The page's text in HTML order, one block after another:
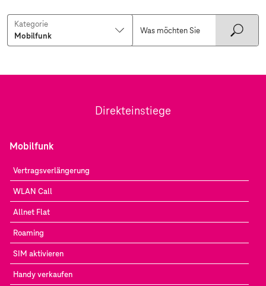
Kategorie
Direkteinstiege
Mobilfunk
Vertragsverlängerung
WLAN Call
Allnet Flat
Roaming
SIM aktivieren
Handy verkaufen